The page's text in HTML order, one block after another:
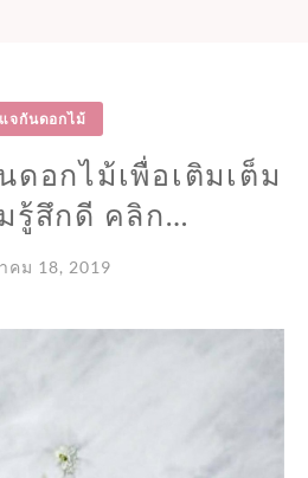
แจกันดอกไม้
ดอกไม้เพื่อเติมเต็ม
รู้สึกดี คลิก…
คม 18, 2019